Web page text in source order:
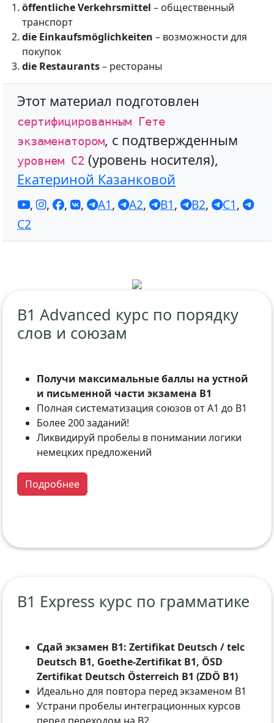
öffentliche Verkehrsmittel – общественный
транспорт
die Einkaufsmöglichkeiten – возможности для
покупок
die Restaurants– рестораны
Этот материал подготовлен
сертифицированным Гете
экзаменатором, с подтвержденным
уровнем С2 (уровень носителя),
Екатериной Казанковой
, , , , A1, A2, B1, B2, C1,
C2
B1 Advanced курс по порядку
слов и союзам
Получи максимальные баллы на устной
и письменной части экзамена B1
Полная систематизация союзов от A1 до B1
Более 200 заданий!
Ликвидируй пробелы в понимании логики
немецких предложений
Подробнее
B1 Express курс по грамматике
Сдай экзамен B1: Zertifikat Deutsch / telc
Deutsch B1, Goethe-Zertifikat B1, ÖSD
Zertifikat Deutsch Österreich B1 (ZDÖ B1)
Идеально для повтора перед экзаменом B1
Устрани пробелы интеграционных курсов